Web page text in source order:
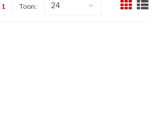
Toon: 24